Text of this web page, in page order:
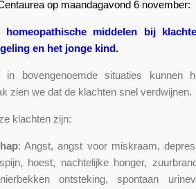
op maandagavond 6 november:
homeopathische middelen bij
en het jonge kind.
bovengenoemde situaties kunnen
zien we dat de klachten snel verdwijnen.
klachten zijn:
: Angst, angst voor miskraam,
hoest, nachtelijke honger,
ontsteking, spontaan